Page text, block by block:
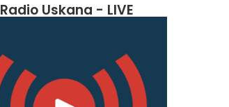
Radio Uskana - LIVE